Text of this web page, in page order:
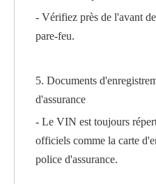
- Vérifiez près de l'avant
pare-feu.
5. Documents
d'assurance
- Le VIN est toujours
officiels comme la carte
police d'assurance.